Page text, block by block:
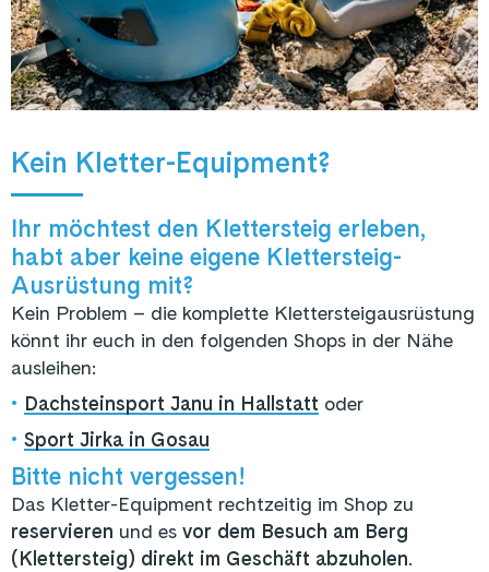
Kein Kletter-Equipment?
Ihr möchtest den Klettersteig erleben,
habt aber keine eigene Klettersteig-
Ausrüstung mit?
Kein Problem – die komplette Klettersteigausrüstung
könnt ihr euch in den folgenden Shops in der Nähe
ausleihen:
• Dachsteinsport Janu in Hallstatt oder
• Sport Jirka in Gosau
Bitte nicht vergessen!
Das Kletter-Equipment rechtzeitig im Shop zu
reservieren und es vor dem Besuch am Berg
(Klettersteig) direkt im Geschäft abzuholen.